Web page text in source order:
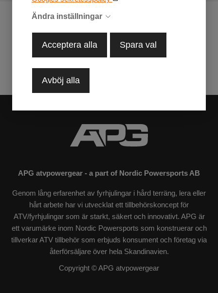
Ändra inställningar
Acceptera alla Spara val
Avböj alla
APG atvpowergear - a part of Nordic Powersports AB
Genom lång erfarenhet av fyrhjulingar i hård terräng, lera eller
hårt arbete har vi utvecklat ett tillbehörskoncept för
ATV/fyrhjulingar som är starkt, säkert och innovativt. APG är
ett varumärke inom Nordic Powersports som konstruerar och
tillverkar ATV tillbehör som erbjuds konsument och företag via
återförsäljare över hela Skandinavien.
Copyright © APG atvpowergear